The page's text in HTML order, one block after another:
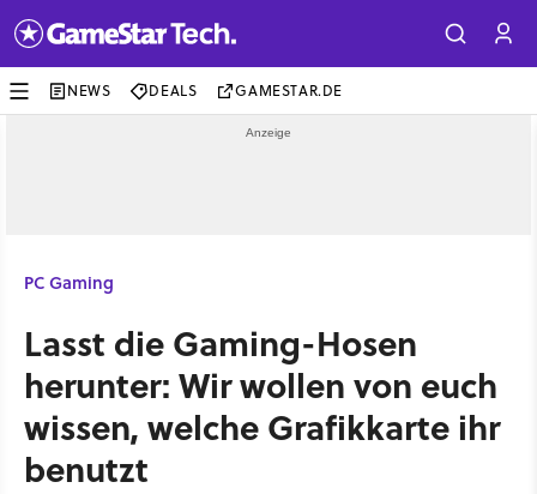
NEWS DEALS GAMESTAR.DE
PC Gaming
Lasst die Gaming-Hosen
herunter: Wir wollen von euch
wissen, welche Grafikkarte ihr
benutzt